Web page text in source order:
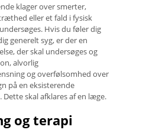
klager over smerter,
eller et fald i fysisk
Hvis du føler dig
generelt syg, er der en
der skal undersøges og
alvorlig
og overfølsomhed over
på en eksisterende
skal afklares af en læge.
og terapi